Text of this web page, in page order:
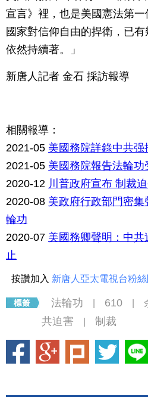
宣言》裡，也是美國憲法第
國家對信仰自由的捍衛，已
依然持續著。」
新唐人記者 金石 採訪報導
相關報導：
2021-05 美國務院詳錄中共
2021-05 美國務院報告法輪
2020-12 川普政府宣布 制裁
2020-08 美政府行政部門密
輪功
2020-07 美國務卿聲明：中
止
按讚加入 新唐人亞太電視台粉絲
法輪功 610
共迫害
制裁